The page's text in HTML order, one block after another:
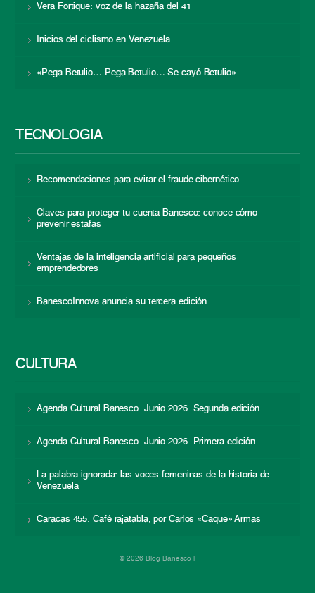
Vera Fortique: voz de la hazaña del 41
Inicios del ciclismo en Venezuela
«Pega Betulio… Pega Betulio… Se cayó Betulio»
TECNOLOGÍA
Recomendaciones para evitar el fraude cibernético
Claves para proteger tu cuenta Banesco: conoce cómo
prevenir estafas
Ventajas de la inteligencia artificial para pequeños
emprendedores
BanescoInnova anuncia su tercera edición
CULTURA
Agenda Cultural Banesco. Junio 2026. Segunda edición
Agenda Cultural Banesco. Junio 2026. Primera edición
La palabra ignorada: las voces femeninas de la historia de
Venezuela
Caracas 455: Café rajatabla, por Carlos «Caque» Armas
© 2026 Blog Banesco |